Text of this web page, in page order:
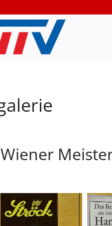
Wiener